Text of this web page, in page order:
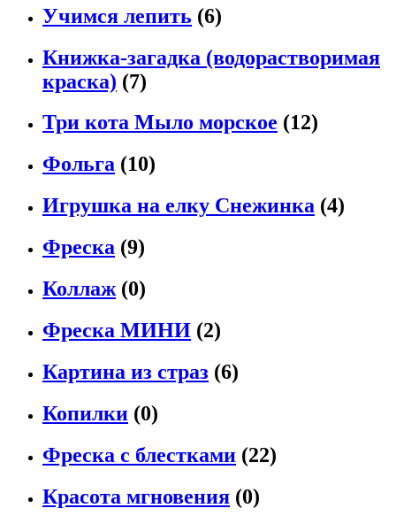
Учимся лепить (6)
Книжка-загадка (водорастворимая
краска) (7)
Три кота Мыло морское (12)
Фольга (10)
Игрушка на елку Снежинка (4)
Фреска (9)
Коллаж (0)
Фреска МИНИ (2)
Картина из страз (6)
Копилки (0)
Фреска с блестками (22)
Красота мгновения (0)